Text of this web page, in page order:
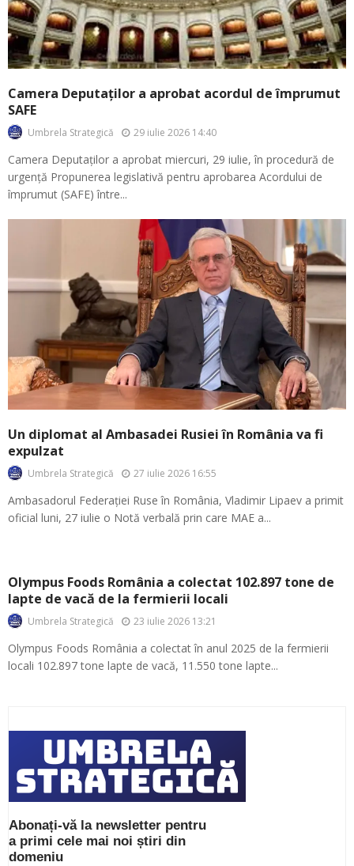
Camera Deputaților a aprobat acordul de împrumut
SAFE
Umbrela Strategică 29 iulie 2026 14:40
Camera Deputaților a aprobat miercuri, 29 iulie, în procedură de
urgență Propunerea legislativă pentru aprobarea Acordului de
împrumut (SAFE) între...
Un diplomat al Ambasadei Rusiei în România va fi
expulzat
Umbrela Strategică 27 iulie 2026 16:55
Ambasadorul Federației Ruse în România, Vladimir Lipaev a primit
oficial luni, 27 iulie o Notă verbală prin care MAE a...
Olympus Foods România a colectat 102.897 tone de
lapte de vacă de la fermierii locali
Umbrela Strategică 23 iulie 2026 13:21
Olympus Foods România a colectat în anul 2025 de la fermierii
locali 102.897 tone lapte de vacă, 11.550 tone lapte...
Abonați-vă la newsletter pentru
a primi cele mai noi știri din
domeniu